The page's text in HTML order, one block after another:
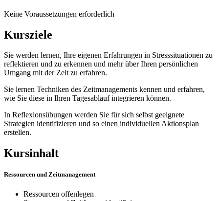
Keine Voraussetzungen erforderlich
Kursziele
Sie werden lernen, Ihre eigenen Erfahrungen in Stresssituationen zu
reflektieren und zu erkennen und mehr über Ihren persönlichen
Umgang mit der Zeit zu erfahren.
Sie lernen Techniken des Zeitmanagements kennen und erfahren,
wie Sie diese in Ihren Tagesablauf integrieren können.
In Reflexionsübungen werden Sie für sich selbst geeignete
Strategien identifizieren und so einen individuellen Aktionsplan
erstellen.
Kursinhalt
Ressourcen und Zeitmanagement
Ressourcen offenlegen